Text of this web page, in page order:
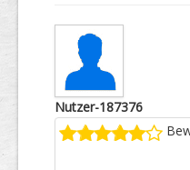
Nutzer-187376